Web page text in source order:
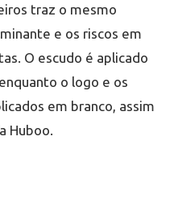
traz o mesmo
e os riscos em
O escudo é aplicado
o logo e os
em branco, assim
Huboo.